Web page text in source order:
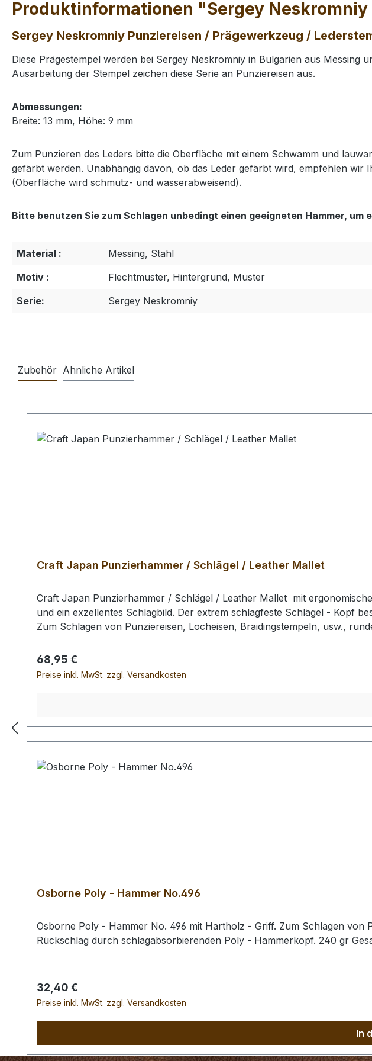
Produktinformationen "Sergey
Sergey Neskromniy Punziereisen / Prägewerkzeug /
Diese Prägestempel werden bei Sergey Neskromniy in Bulgarien aus
Ausarbeitung der Stempel zeichen diese Serie an Punziereisen aus.
Abmessungen:
Breite: 13 mm, Höhe: 9 mm
Zum Punzieren des Leders bitte die Oberfläche mit einem Schwamm und
gefärbt werden. Unabhängig davon, ob das Leder gefärbt wird, empfehlen
(Oberfläche wird schmutz- und wasserabweisend).
Bitte benutzen Sie zum Schlagen unbedingt einen geeigneten Hammer, um
Material :
Messing, Stahl
Motiv :
Flechtmuster, Hintergrund, Muster
Serie:
Sergey Neskromniy
Zubehör Ähnliche Artikel
Craft Japan Punzierhammer / Schlägel / Leather Mallet
Craft Japan Punzierhammer / Schlägel / Leather Mallet mit
und ein exzellentes Schlagbild. Der extrem schlagfeste Schlägel - Kopf
Zum Schlagen von Punziereisen, Locheisen, Braidingstempeln, usw.,
gr / Kopf-Ø: 55 mm Bei einer Bestellung 1 Stück erhalten Sie 1 Craft
Regulärer Preis:
68,95 €
Preise inkl. MwSt. zzgl. Versandkosten
Osborne Poly - Hammer No.496
Osborne Poly - Hammer No. 496 mit Hartholz - Griff. Zum Schlagen von
Rückschlag durch schlagabsorbierenden Poly - Hammerkopf. 240 gr
Regulärer Preis:
32,40 €
Preise inkl. MwSt. zzgl. Versandkosten
In